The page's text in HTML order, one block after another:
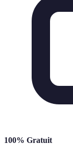
100% Gratuit